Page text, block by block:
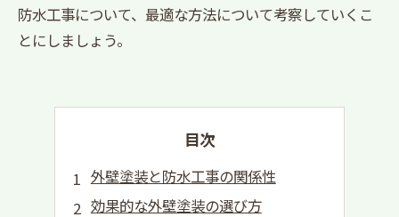
防水工事について、最適な方法について考察していくこ
とにしましょう。
目次
外壁塗装と防水工事の関係性
効果的な外壁塗装の選び方